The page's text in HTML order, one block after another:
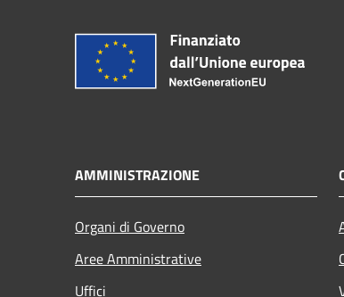
AMMINISTRAZIONE
Organi di Governo
Aree Amministrative
Uffici